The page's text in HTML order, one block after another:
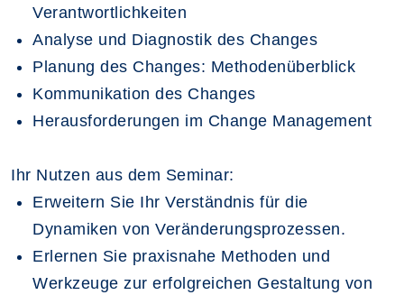
Verantwortlichkeiten
Analyse und Diagnostik des Changes
Planung des Changes: Methodenüberblick
Kommunikation des Changes
Herausforderungen im Change Management
Ihr Nutzen aus dem Seminar:
Erweitern Sie Ihr Verständnis für die
Dynamiken von Veränderungsprozessen.
Erlernen Sie praxisnahe Methoden und
Werkzeuge zur erfolgreichen Gestaltung von